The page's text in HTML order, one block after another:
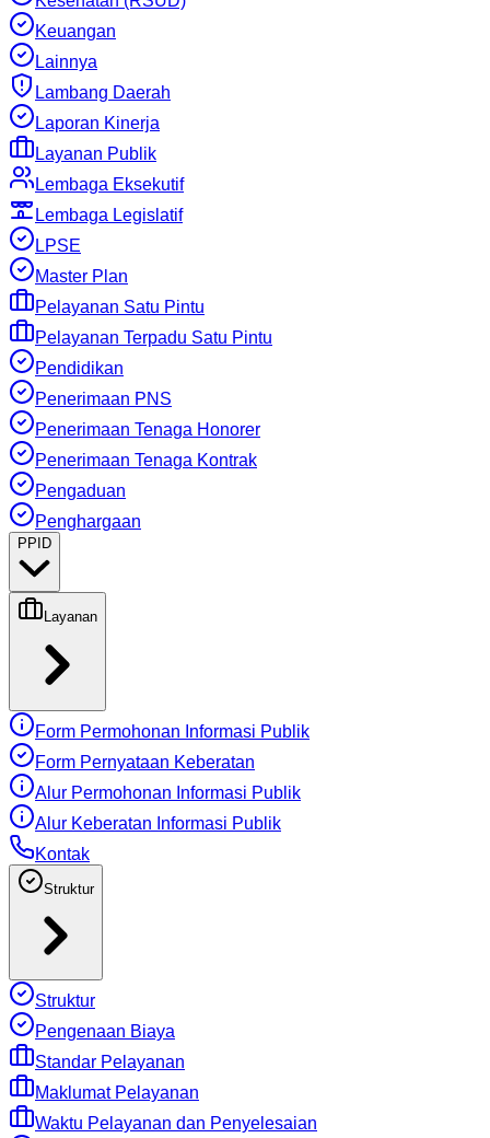
Keuangan
Lainnya
Lambang Daerah
Laporan Kinerja
Layanan Publik
Lembaga Eksekutif
Lembaga Legislatif
LPSE
Master Plan
Pelayanan Satu Pintu
Pelayanan Terpadu Satu Pintu
Pendidikan
Penerimaan PNS
Penerimaan Tenaga Honorer
Penerimaan Tenaga Kontrak
Pengaduan
Penghargaan
PPID
Layanan
Form Permohonan Informasi Publik
Form Pernyataan Keberatan
Alur Permohonan Informasi Publik
Alur Keberatan Informasi Publik
Kontak
Struktur
Struktur
Pengenaan Biaya
Standar Pelayanan
Maklumat Pelayanan
Waktu Pelayanan dan Penyelesaian